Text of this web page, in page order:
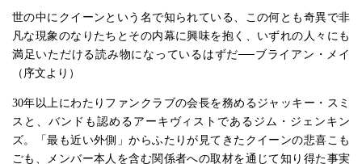
世の中にクイーンという名で知られている、この何とも奇異で非
凡な現象のなりたちとその内幕に興味を抱く、いずれの人々にも
満足いただける読み物になっているはずだ──ブライアン・メイ
（序文より）
30年以上にわたりファンクラブの会長を務めるジャッキー・スミ
スと、バンドも認めるアーキヴィストであるジム・ジェンキン
ズ。「最も近い外側」からふたりが見てきたクイーンの悲喜こも
ごも、メンバー本人を含む関係者への取材を通じて知り得た事実